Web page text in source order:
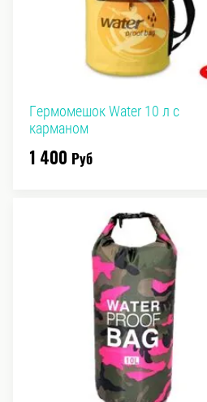
Гермомешок Water 10 л с
карманом
1 400 Руб